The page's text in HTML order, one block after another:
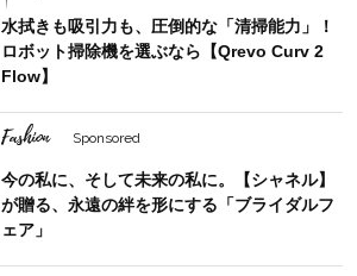
水拭きも吸引力も、圧倒的な「清掃能力」！
ロボット掃除機を選ぶなら【Qrevo Curv 2
Flow】
Fashion Sponsored
今の私に、そして未来の私に。【シャネル】
が贈る、永遠の絆を形にする「ブライダルフ
ェア」